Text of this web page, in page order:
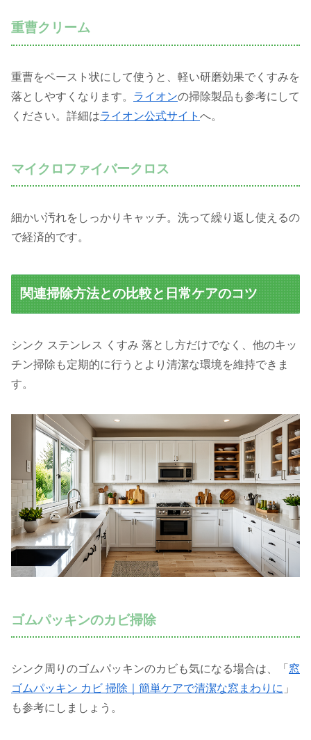
重曹クリーム
重曹をペースト状にして使うと、軽い研磨効果でくすみを
落としやすくなります。 ライオンの掃除製品も参考にして
ください。詳細はライオン公式サイト へ。
マイクロファイバークロス
細かい汚れをしっかりキャッチ。洗って繰り返し使えるの
で経済的です。
関連掃除方法との比較と日常ケアのコツ
シンク ステンレス くすみ 落とし方だけでなく、他のキッ
チン掃除も定期的に行うとより清潔な環境を維持できま
す。
ゴムパッキンのカビ掃除
シンク周りのゴムパッキンのカビも気になる場合は、「 窓
ゴムパッキン カビ 掃除｜簡単ケアで清潔な窓まわりに 」
も参考にしましょう。